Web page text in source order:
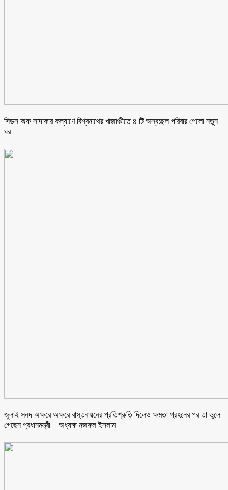
সিডস অফ সাদাকার কল্যাণে বিশ্বনাথের খাজাঞ্চীতে ৪ টি অস্বচ্ছল পরিবার পেলো নতুন
ঘর
জুলাই সনদ অক্ষরে অক্ষরে বাস্তবায়নের প্রতিশ্রুতি দিলেও ক্ষমতা গ্রহনের পর তা ভুলে
গেছেন প্রধানমন্ত্রী—অধ্যক্ষ নজরুল ইসলাম